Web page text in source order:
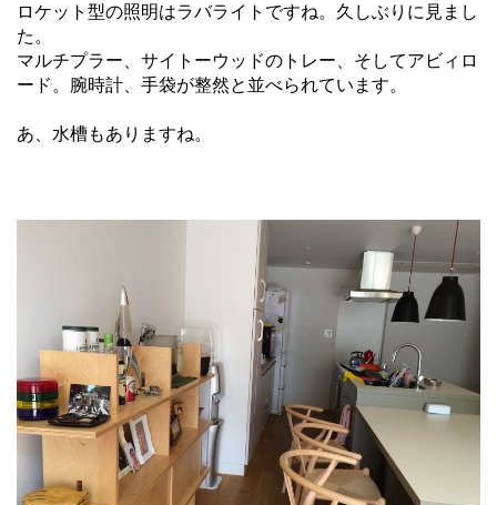
ロケット型の照明はラバライトですね。久しぶりに見まし
た。
マルチプラー、サイトーウッドのトレー、そしてアビィロ
ード。腕時計、手袋が整然と並べられています。
あ、水槽もありますね。